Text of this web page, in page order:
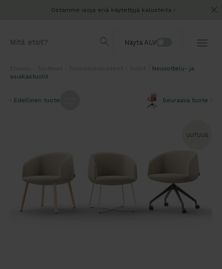
Ostamme isoja eriä käytettyjä kalusteita
Näytä ALV
Neuvottelu- ja
asiakastuolit
Edellinen tuote Seuraava tuote